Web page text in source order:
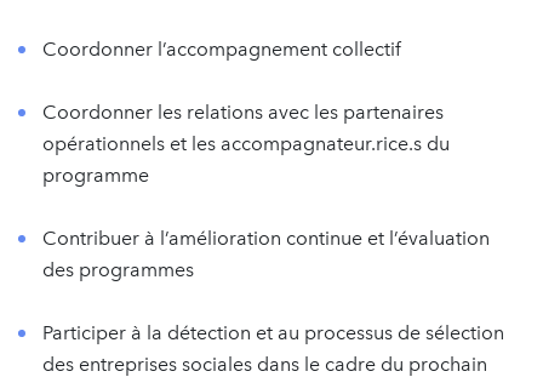
Coordonner l’accompagnement collectif
Coordonner les relations avec les partenaires
opérationnels et les accompagnateur.rice.s du
programme
Contribuer à l’amélioration continue et l’évaluation
des programmes
Participer à la détection et au processus de sélection
des entreprises sociales dans le cadre du prochain